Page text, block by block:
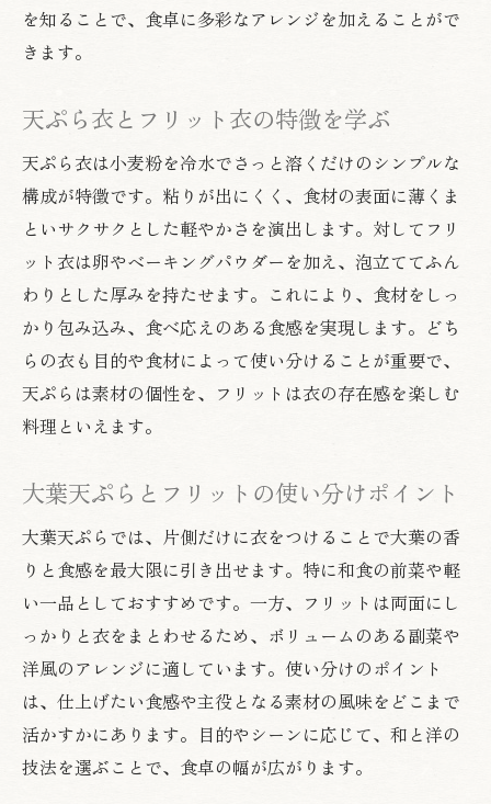
を知ることで、食卓に多彩なアレンジを加えることがで
きます。
天ぷら衣とフリット衣の特徴を学ぶ
天ぷら衣は小麦粉を冷水でさっと溶くだけのシンプルな
構成が特徴です。粘りが出にくく、食材の表面に薄くま
といサクサクとした軽やかさを演出します。対してフリ
ット衣は卵やベーキングパウダーを加え、泡立ててふん
わりとした厚みを持たせます。これにより、食材をしっ
かり包み込み、食べ応えのある食感を実現します。どち
らの衣も目的や食材によって使い分けることが重要で、
天ぷらは素材の個性を、フリットは衣の存在感を楽しむ
料理といえます。
大葉天ぷらとフリットの使い分けポイント
大葉天ぷらでは、片側だけに衣をつけることで大葉の香
りと食感を最大限に引き出せます。特に和食の前菜や軽
い一品としておすすめです。一方、フリットは両面にし
っかりと衣をまとわせるため、ボリュームのある副菜や
洋風のアレンジに適しています。使い分けのポイント
は、仕上げたい食感や主役となる素材の風味をどこまで
活かすかにあります。目的やシーンに応じて、和と洋の
技法を選ぶことで、食卓の幅が広がります。